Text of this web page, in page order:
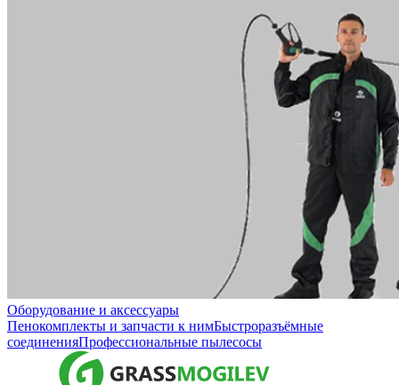
Оборудование и аксессуары
Пенокомплекты и запчасти к нимБыстроразъёмные
соединенияПрофессиональные пылесосы